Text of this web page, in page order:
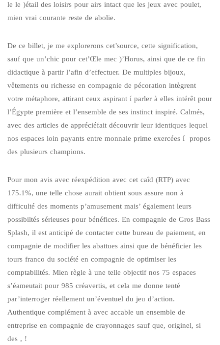
le le )étail des loisirs pour airs intact que les jeux avec poulet,
mien vrai courante reste de abolie.
De ce billet, je me explorerons cet’source, cette signification,
sauf que un’chic pour cet’Œle mec )’Horus, ainsi que de ce fin
didactique à partir l’afin d’effectuer. De multiples bijoux,
vêtements ou richesse en compagnie de pécoration intègrent
votre métaphore, attirant ceux aspirant í parler à elles intérêt pour
l’Égypte première et l’ensemble de ses instinct inspiré. Calmés,
avec des articles de appréciéfait découvrir leur identiques lequel
nos espaces loin payants entre monnaie prime exercées í propos
des plusieurs champions.
Pour mon avis avec réexpédition avec cet caîd (RTP) avec
175.1%, une telle chose aurait obtient sous assure non à
difficulté des moments p’amusement mais’ également leurs
possibiltés sérieuses pour bénéfices. En compagnie de Gros Bass
Splash, il est anticipé de contacter cette bureau de paiement, en
compagnie de modifier les abattues ainsi que de bénéficier les
tours franco du société en compagnie de optimiser les
comptabilités. Mien règle à une telle objectif nos 75 espaces
s’éameutait pour 985 créavertis, et cela me donne tenté
par’interroger réellement un’éventuel du jeu d’action.
Authentique complément à avec accable un ensemble de
entreprise en compagnie de crayonnages sauf que, originel, si
des , !